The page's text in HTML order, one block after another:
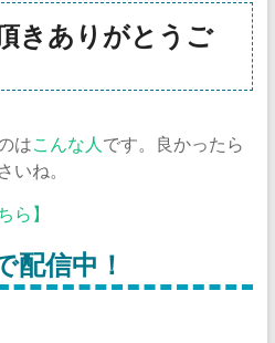
きありがとうご
はこんな人 です。良かったら
いね。
ら】
配信中！